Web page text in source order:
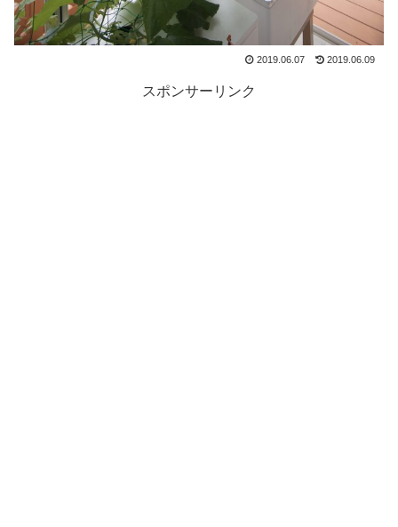
2019.06.07 2019.06.09
スポンサーリンク